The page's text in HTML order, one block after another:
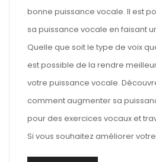
bonne puissance vocale. Il est
sa puissance vocale en faisant
Quelle que soit le type de voix
est possible de la rendre
votre puissance vocale.
comment augmenter sa
pour des exercices vocaux et
Si vous souhaitez améliorer